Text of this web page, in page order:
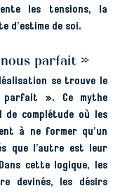
les tensions, la
d’estime de soi.
parfait »
se trouve le
». Ce mythe
complétude où les
à ne former qu’un
que l’autre est leur
cette logique, les
devinés, les désirs